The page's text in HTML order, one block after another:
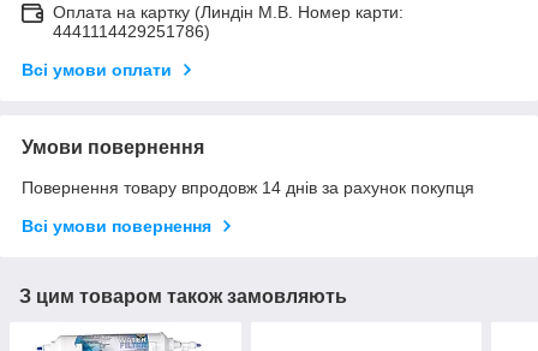
Оплата на картку (Линдін М.В. Номер карти:
4441114429251786)
Всі умови оплати
Умови повернення
Повернення товару впродовж 14 днів за рахунок покупця
Всі умови повернення
З цим товаром також замовляють